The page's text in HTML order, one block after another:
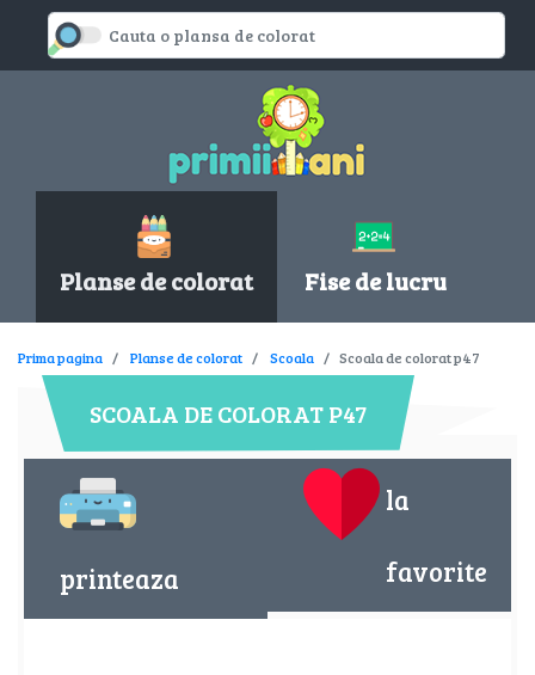
Planse de colorat Fise de lucru
Prima pagina Planse de colorat Scoala Scoala de colorat p47
SCOALA DE COLORAT P47
printeaza
la
favorite